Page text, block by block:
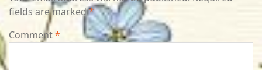
fields are marked*
Comment*